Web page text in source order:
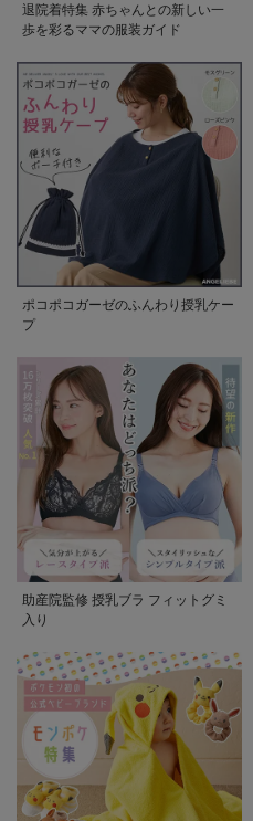
退院着特集 赤ちゃんとの新しい一
歩を彩るママの服装ガイド
ポコポコガーゼのふんわり授乳ケー
プ
助産院監修 授乳ブラ フィットグミ
入り